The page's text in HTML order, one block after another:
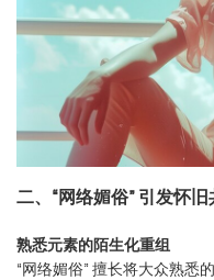
二、“网络媚俗” 引发怀
熟悉元素的陌生化重组
“网络媚俗” 擅长将大众熟悉